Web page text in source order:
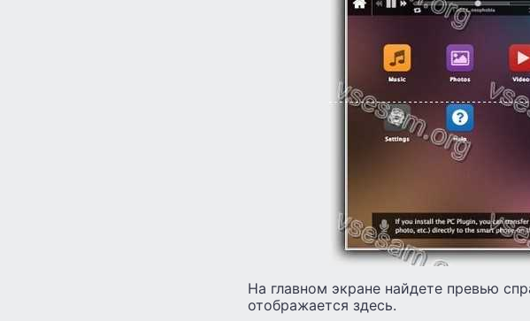
На главном экране найдете превью
отображается здесь.